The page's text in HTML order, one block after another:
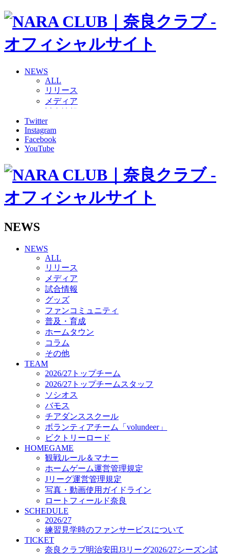
NEWS
ALL
リリース
メディア
グッズ
ファンコミュニティ
普及・育成
ホームタウン
その他
2026/27トップチーム
2026/27トップチームスタッフ
ボランティアチーム「volundeer」
ビクトリーロード
HOMEGAME
観戦ルール＆マナー
ホームゲーム運営管理規定
Jリーグ運営管理規定
写真・動画使用ガイドライン
ロートフィールド奈良
SCHEDULE
2026/27
練習見学時のファンサービスについて
TICKET
奈良クラブ明治安田J3リーグ2026/27シーズン試
合観戦チケット
奈良クラブ明治安田Ｊ3リーグ 2026/27シーズン
「鹿パス」
観戦ルール＆マナー
FANCOMMUNITY
2026/27ファンコミュニティ
サポートショップ
GOODS
オフィシャルストア（実店舗）
オンラインストア
ACADEMY
アカデミーについて
プロジェクト
コーチ&スタッフ
ジュニア
ジュニアユース
ユース
Twitter
Instagram
Facebook
YouTube
NEWS
NEWS
ALL
リリース
メディア
試合情報
グッズ
ファンコミュニティ
普及・育成
ホームタウン
コラム
その他
TEAM
2026/27トップチーム
2026/27トップチームスタッフ
ソシオス
バモス
チアダンススクール
ボランティアチーム「volundeer」
ビクトリーロード
HOMEGAME
観戦ルール＆マナー
ホームゲーム運営管理規定
Jリーグ運営管理規定
写真・動画使用ガイドライン
ロートフィールド奈良
SCHEDULE
2026/27
練習見学時のファンサービスについて
TICKET
奈良クラブ明治安田J3リーグ2026/27シーズン試